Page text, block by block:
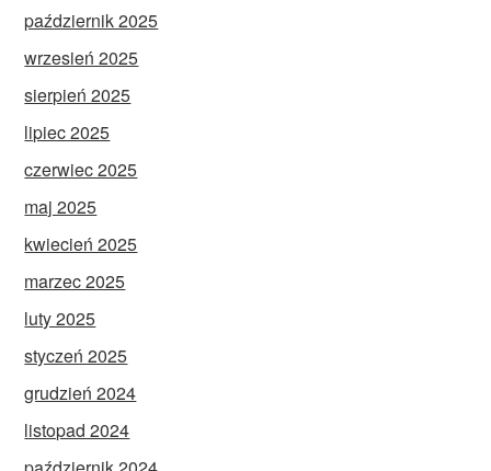
październik 2025
wrzesień 2025
sierpień 2025
lipiec 2025
czerwiec 2025
maj 2025
kwiecień 2025
marzec 2025
luty 2025
styczeń 2025
grudzień 2024
listopad 2024